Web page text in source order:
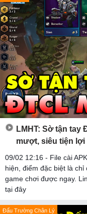
LMHT: Sờ tận tay
mượt, siêu tiện lợi
09/02 12:16 - File cài
hiện, điểm đặc biệt là
game chơi được ngay.
tại đây
Đấu Trường Chân Lý